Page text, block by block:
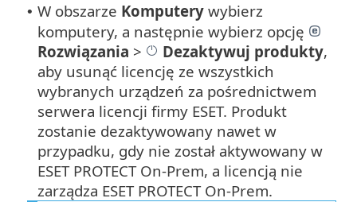
• W obszarze Komputery wybierz
komputery, a następnie wybierz opcję
Rozwiązania > Dezaktywuj produkty,
aby usunąć licencję ze wszystkich
wybranych urządzeń za pośrednictwem
serwera licencji firmy ESET. Produkt
zostanie dezaktywowany nawet w
przypadku, gdy nie został aktywowany w
ESET PROTECT On-Prem, a licencją nie
zarządza ESET PROTECT On-Prem.